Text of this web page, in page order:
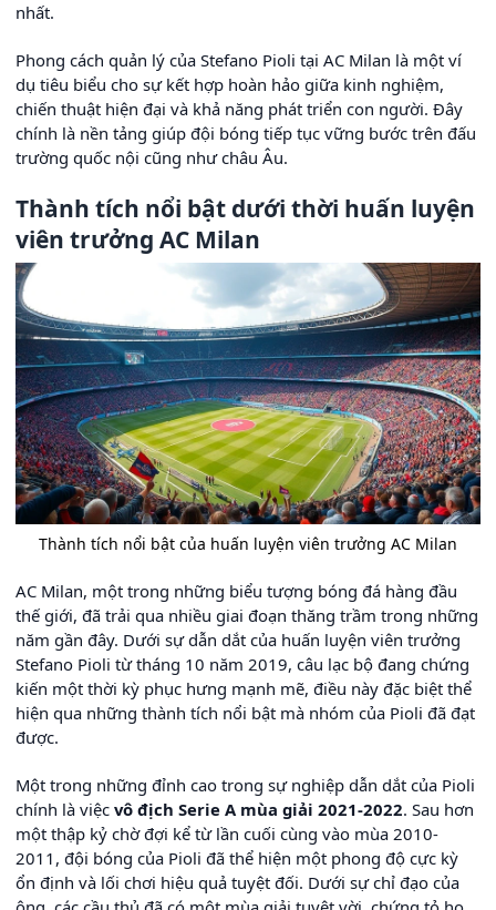
nhất.
Phong cách quản lý của Stefano Pioli tại AC Milan là một ví
dụ tiêu biểu cho sự kết hợp hoàn hảo giữa kinh nghiệm,
chiến thuật hiện đại và khả năng phát triển con người. Đây
chính là nền tảng giúp đội bóng tiếp tục vững bước trên đấu
trường quốc nội cũng như châu Âu.
Thành tích nổi bật dưới thời huấn luyện
viên trưởng AC Milan
Thành tích nổi bật của huấn luyện viên trưởng AC Milan
AC Milan, một trong những biểu tượng bóng đá hàng đầu
thế giới, đã trải qua nhiều giai đoạn thăng trầm trong những
năm gần đây. Dưới sự dẫn dắt của huấn luyện viên trưởng
Stefano Pioli từ tháng 10 năm 2019, câu lạc bộ đang chứng
kiến một thời kỳ phục hưng mạnh mẽ, điều này đặc biệt thể
hiện qua những thành tích nổi bật mà nhóm của Pioli đã đạt
được.
Một trong những đỉnh cao trong sự nghiệp dẫn dắt của Pioli
chính là việc vô địch Serie A mùa giải 2021-2022. Sau hơn
một thập kỷ chờ đợi kể từ lần cuối cùng vào mùa 2010-
2011, đội bóng của Pioli đã thể hiện một phong độ cực kỳ
ổn định và lối chơi hiệu quả tuyệt đối. Dưới sự chỉ đạo của